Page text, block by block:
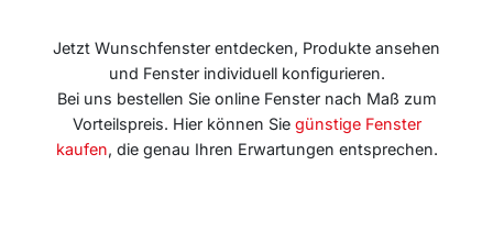
Jetzt Wunschfenster entdecken, Produkte ansehen
und Fenster individuell konfigurieren.
Bei uns bestellen Sie online Fenster nach Maß zum
Vorteilspreis. Hier können Sie günstige Fenster
kaufen, die genau Ihren Erwartungen entsprechen.